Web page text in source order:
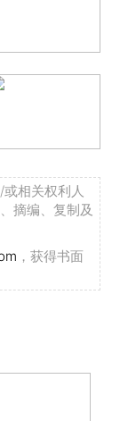
相关权利人
摘编、复制及
，获得书面